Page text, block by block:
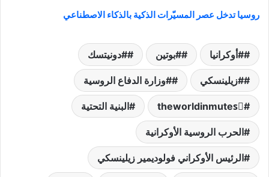
روسيا تدخل عصر المسيّرات الذكية بالذكاء الاصطناعي
#أوكرانيا #بوتين #دونيتسك
#زيلينسكي #وزارة الدفاع الروسية
theworldinmutesً البنية التحتية
الحرب الروسية الأوكرانية
الرئيس الأوكراني فولوديمير زيلينسكي